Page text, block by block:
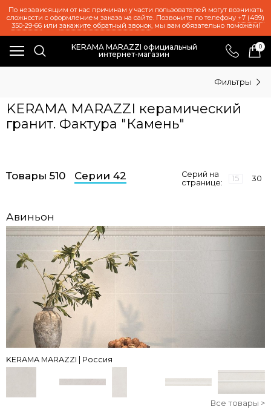
По независящим от нас причинам у части пользователей могут возникать
сложности с оформлением заказа на сайте. Позвоните по телефону +7 (499)
350-29-66или закажите обратный звонок, мы вам обязательно поможем!
KERAMA MARAZZI официальный
интернет-магазин
0
Фильтры
KERAMA MARAZZI керамический
гранит. Фактура "Камень"
Товары 510 Серии 42
Серий на
странице:
15 30
Авиньон
KERAMA MARAZZI | Россия
Все товары >